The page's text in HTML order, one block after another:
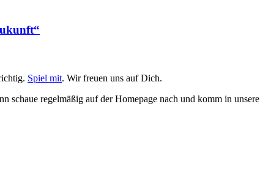
Spiel mit. Wir freuen uns auf Dich.
schaue regelmäßig auf der Homepage nach und komm in unsere